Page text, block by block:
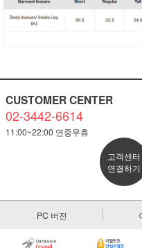
CUSTOMER CENTER
02-3442-6614
11:00~22:00 연중무휴
고객센터
연결하기
PC 버전